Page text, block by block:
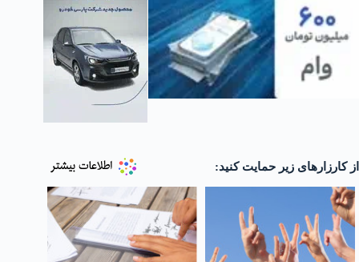
از کارزارهای زیر حمایت کنید: